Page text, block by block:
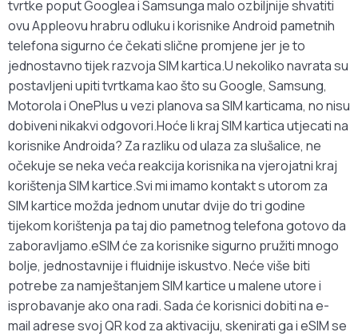
tvrtke poput Googlea i Samsunga malo ozbiljnije shvatiti
ovu Appleovu hrabru odluku i korisnike Android pametnih
telefona sigurno će čekati slične promjene jer je to
jednostavno tijek razvoja SIM kartica.U nekoliko navrata su
postavljeni upiti tvrtkama kao što su Google, Samsung,
Motorola i OnePlus u vezi planova sa SIM karticama, no nisu
dobiveni nikakvi odgovori.Hoće li kraj SIM kartica utjecati na
korisnike Androida? Za razliku od ulaza za slušalice, ne
očekuje se neka veća reakcija korisnika na vjerojatni kraj
korištenja SIM kartice.Svi mi imamo kontakt s utorom za
SIM kartice možda jednom unutar dvije do tri godine
tijekom korištenja pa taj dio pametnog telefona gotovo da
zaboravljamo.eSIM će za korisnike sigurno pružiti mnogo
bolje, jednostavnije i fluidnije iskustvo. Neće više biti
potrebe za namještanjem SIM kartice u malene utore i
isprobavanje ako ona radi. Sada će korisnici dobiti na e-
mail adrese svoj QR kod za aktivaciju, skenirati ga i eSIM se